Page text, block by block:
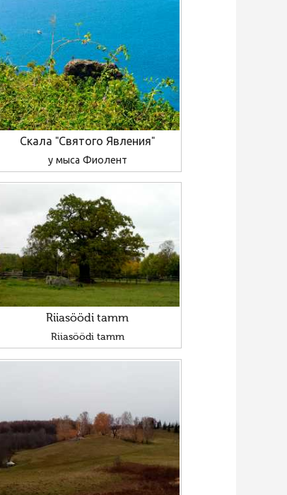
Скала "Святого Явления"
у мыса Фиолент
Riiasöödi tamm
Riiasöödi tamm